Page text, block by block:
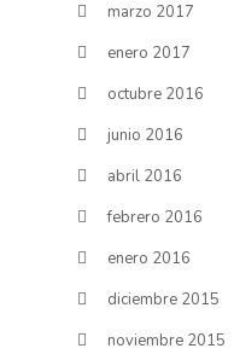
marzo 2017
enero 2017
octubre 2016
junio 2016
abril 2016
febrero 2016
enero 2016
diciembre 2015
noviembre 2015